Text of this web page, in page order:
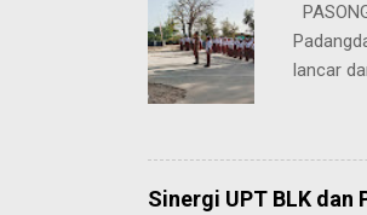
dihadapi
lancar
penting
ia
Sinergi UPT BLK dan